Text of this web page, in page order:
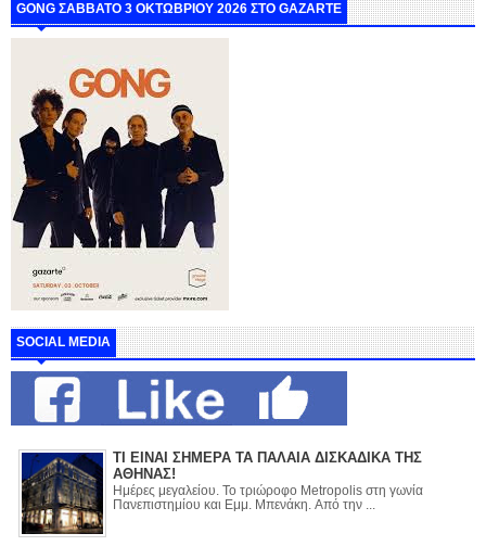
GONG ΣΑΒΒΑΤΟ 3 ΟΚΤΩΒΡΙΟΥ 2026 ΣΤΟ GAZARTE
SOCIAL MEDIA
ΤΙ ΕΙΝΑΙ ΣΗΜΕΡΑ ΤΑ ΠΑΛΑΙΑ ΔΙΣΚΑΔΙΚΑ ΤΗΣ
ΑΘΗΝΑΣ!
Ημέρες μεγαλείου. Το τριώροφο Metropolis στη γωνία
Πανεπιστημίου και Εμμ. Μπενάκη. Από την ...